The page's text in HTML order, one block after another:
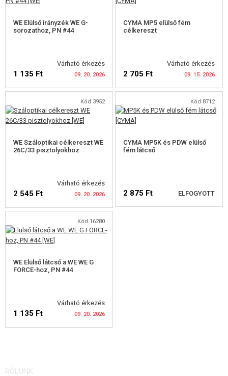
IRÁNYKERESŐ KIEGÉSZÍTŐK
HORDSZÍJAK
SZALAGOK, TÖLTÉNY MAKETTEK
FEGYVER JAVÍTÁS ÉS KARBANTARTÁS
ÖNVÉDELMI FELSZERELÉSEK, KÉPZÉS, KÉSEK
CÉLOK, LŐLAP
ÉPÍTŐKÉSZLETEK, MODELLEK
HÍREK
WE Elülső irányzék WE G-
sorozathoz, PN #44
Várható érkezés
1 135 Ft 09. 20. 2026
ELÉRHETŐSÉGI
CYMA MP5 elülső fém
célkereszt
Várható érkezés
2 705 Ft 09. 15. 2026
Kód 3952
WE Száloptikai célkereszt WE
26C/33 pisztolyokhoz
Várható érkezés
2 545 Ft 09. 20. 2026
ELÉRHETŐSÉGI
Kód 8712
CYMA MP5K és PDW elülső
fém látcső
2 875 Ft ELFOGYOTT
Kód 16280
WE Elülső látcső a WE WE G
FORCE-hoz, PN #44
Várható érkezés
1 135 Ft 09. 20. 2026
FIGYELMEZTETÉS
RÓLUNK